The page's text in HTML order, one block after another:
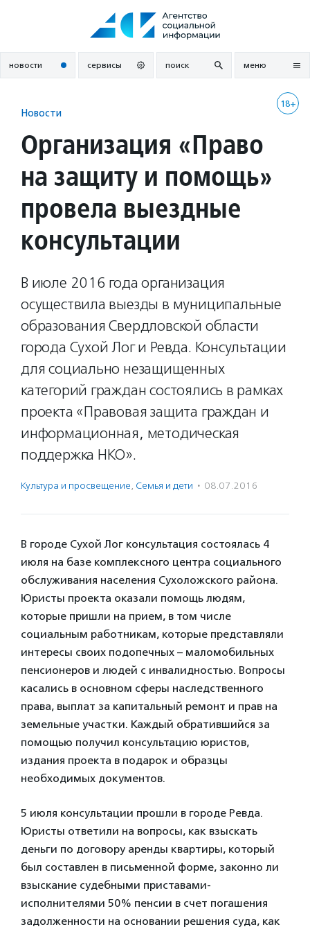
новости сервисы поиск меню
18+
Новости
Организация «Право
на защиту и помощь»
провела выездные
консультации
В июле 2016 года организация
осуществила выезды в муниципальные
образования Свердловской области
города Сухой Лог и Ревда. Консультации
для социально незащищенных
категорий граждан состоялись в рамках
проекта «Правовая защита граждан и
информационная, методическая
поддержка НКО».
Культура и просвещение, Семья и дети · 08.07.2016
В городе Сухой Лог консультация состоялась 4
июля на базе комплексного центра социального
обслуживания населения Сухоложского района.
Юристы проекта оказали помощь людям,
которые пришли на прием, в том числе
социальным работникам, которые представляли
интересы своих подопечных – маломобильных
пенсионеров и людей с инвалидностью. Вопросы
касались в основном сферы наследственного
права, выплат за капитальный ремонт и прав на
земельные участки. Каждый обратившийся за
помощью получил консультацию юристов,
издания проекта в подарок и образцы
необходимых документов.
5 июля консультации прошли в городе Ревда.
Юристы ответили на вопросы, как взыскать
деньги по договору аренды квартиры, который
был составлен в письменной форме, законно ли
взыскание судебными приставами-
исполнителями 50% пенсии в счет погашения
задолженности на основании решения суда, как